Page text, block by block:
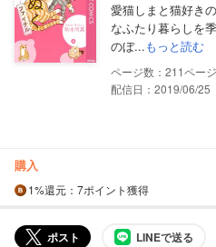
愛猫しまと猫好き
なふたり暮らしを
のぼ...もっと読む
211
配信日：2019/06/25
購入
1%還元 ：7ポイント獲得
ポスト LINEで送る